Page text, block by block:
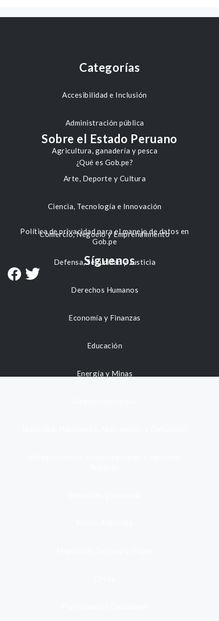
Categorías
Accesibilidad e Inclusión
Administración pública
Agricultura, ganadería y pesca
Arte, Deporte y Cultura
Ciencia, Tecnología e Innovación
Comercio, Negocio y Emprendimiento
Defensa, Seguridad y Justicia
Derechos Humanos
Economía y Finanzas
Educación
Energía y Minas
Sobre el Estado Peruano
¿Qué es Gob.pe?
Política de privacidad para el manejo de datos en
Gob.pe
Síguenos